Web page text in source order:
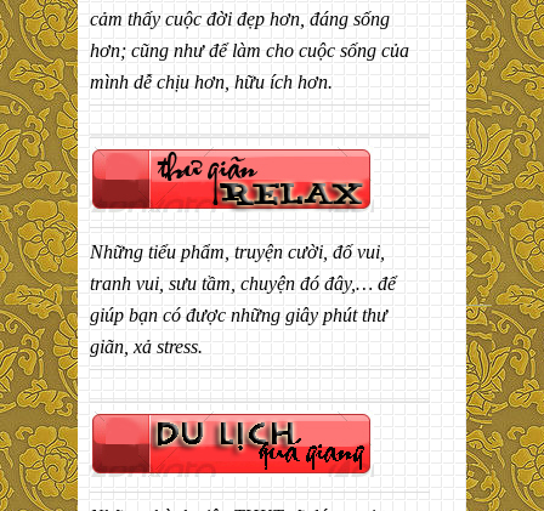
cảm thấy cuộc đời đẹp hơn, đáng sống
hơn; cũng như để làm cho cuộc sống của
mình dễ chịu hơn, hữu ích hơn.
Những tiểu phẩm, truyện cười, đố vui,
tranh vui, sưu tầm, chuyện đó đây,… để
giúp bạn có được những giây phút thư
giãn, xả stress.